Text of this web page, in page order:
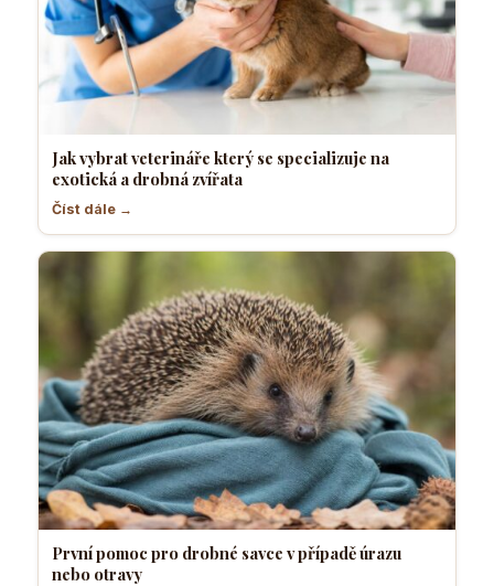
Jak vybrat veterináře který se specializuje na
exotická a drobná zvířata
Číst dále →
První pomoc pro drobné savce v případě úrazu
nebo otravy